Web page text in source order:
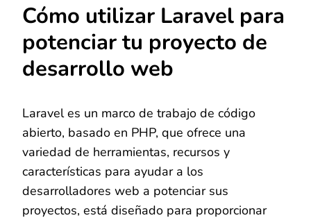
Cómo utilizar Laravel para
potenciar tu proyecto de
desarrollo web
Laravel es un marco de trabajo de código
abierto, basado en PHP, que ofrece una
variedad de herramientas, recursos y
características para ayudar a los
desarrolladores web a potenciar sus
proyectos, está diseñado para proporcionar